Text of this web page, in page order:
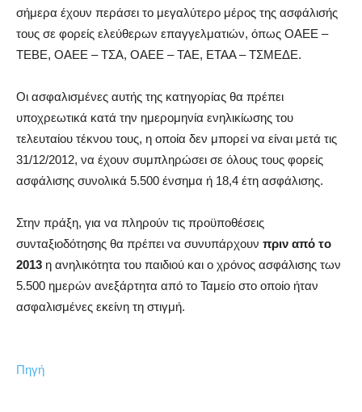
σήμερα έχουν περάσει το μεγαλύτερο μέρος της ασφάλισής
τους σε φορείς ελεύθερων επαγγελματιών, όπως ΟΑΕΕ –
ΤΕΒΕ, ΟΑΕΕ – ΤΣΑ, ΟΑΕΕ – ΤΑΕ, ΕΤΑΑ – ΤΣΜΕΔΕ.
Οι ασφαλισμένες αυτής της κατηγορίας θα πρέπει
υποχρεωτικά κατά την ημερομηνία ενηλικίωσης του
τελευταίου τέκνου τους, η οποία δεν μπορεί να είναι μετά τις
31/12/2012, να έχουν συμπληρώσει σε όλους τους φορείς
ασφάλισης συνολικά 5.500 ένσημα ή 18,4 έτη ασφάλισης.
Στην πράξη, για να πληρούν τις προϋποθέσεις
συνταξιοδότησης θα πρέπει να συνυπάρχουν πριν από το
2013 η ανηλικότητα του παιδιού και ο χρόνος ασφάλισης των
5.500 ημερών ανεξάρτητα από το Ταμείο στο οποίο ήταν
ασφαλισμένες εκείνη τη στιγμή.
Πηγή